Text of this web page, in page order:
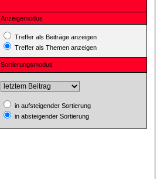
Anzeigemodus
Treffer als Beiträge anzeigen
Treffer als Themen anzeigen
Sortierungsmodus
in aufsteigender Sortierung
in absteigender Sortierung